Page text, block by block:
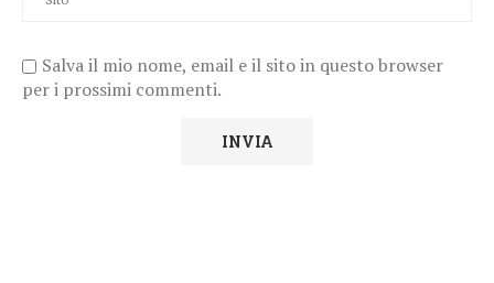
Salva il mio nome, email e il sito in questo browser
per i prossimi commenti.